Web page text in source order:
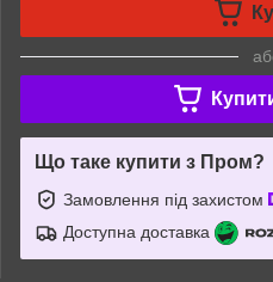
Що таке купити з Пром?
Замовлення під захистом
Доступна доставка